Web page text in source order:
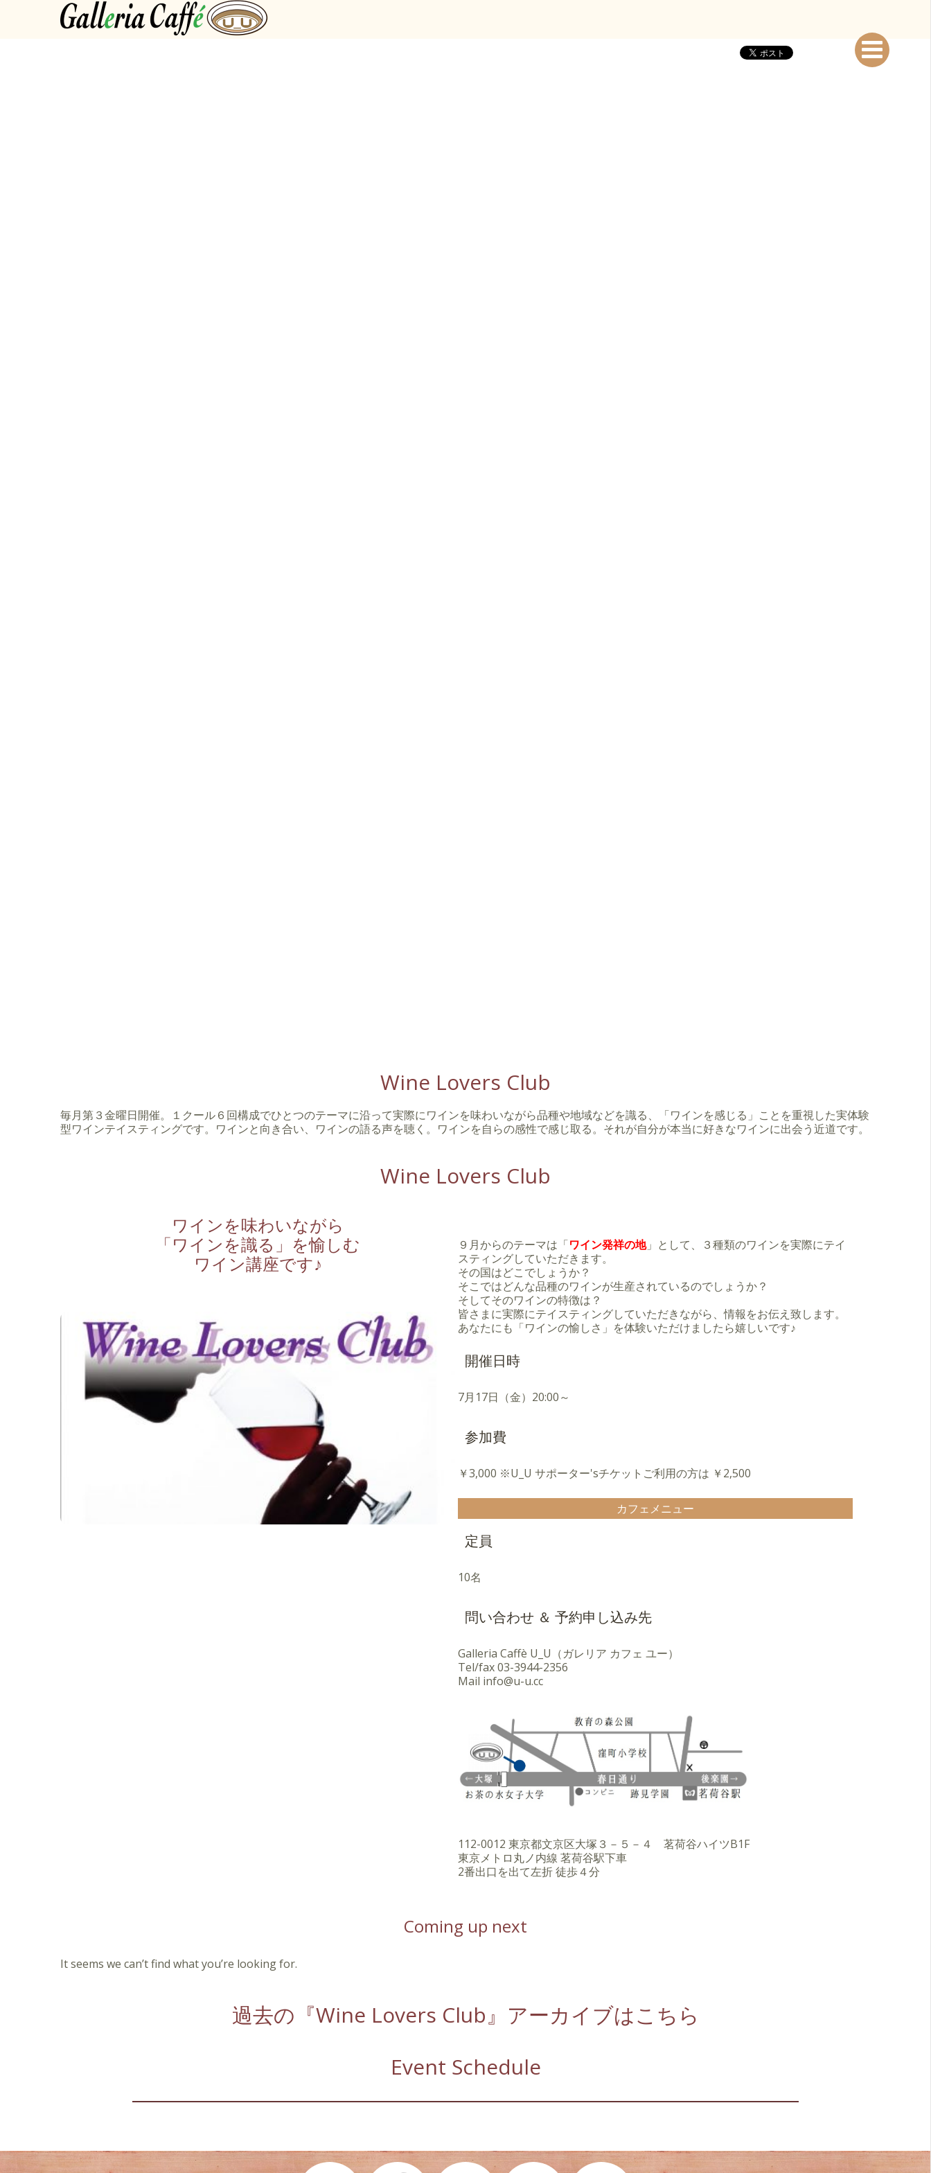
Wine Lovers Club
毎月第３金曜日開催。１クール６回構成でひとつのテーマに沿って実際にワインを味わいながら品種や地域などを識る、「ワインを感じる」ことを重視した実体験
型ワインテイスティングです。ワインと向き合い、ワインの語る声を聴く。ワインを自らの感性で感じ取る。それが自分が本当に好きなワインに出会う近道です。
Wine Lovers Club
ワインを味わいながら
「ワインを識る」を愉しむ
ワイン講座です♪
９月からのテーマは「ワイン発祥の地」として、３種類のワインを実際にテイ
スティングしていただきます。
その国はどこでしょうか？
そこではどんな品種のワインが生産されているのでしょうか？
そしてそのワインの特徴は？
皆さまに実際にテイスティングしていただきながら、情報をお伝え致します。
あなたにも「ワインの愉しさ」を体験いただけましたら嬉しいです♪
開催日時
7月17日（金）20:00～
参加費
￥3,000 ※U_U サポーター'sチケットご利用の方は ￥2,500
カフェメニュー
定員
10名
問い合わせ ＆ 予約申し込み先
Galleria Caffè U_U（ガレリア カフェ ユー）
Tel/fax03-3944-2356
Mail info@u-u.cc
112-0012 東京都文京区大塚３－５－４ 茗荷谷ハイツB1F
東京メトロ丸ノ内線 茗荷谷駅下車
2番出口を出て左折 徒歩４分
Coming up next
It seems we can’t find what you’re looking for.
過去の『Wine Lovers Club』アーカイブはこちら
Event Schedule